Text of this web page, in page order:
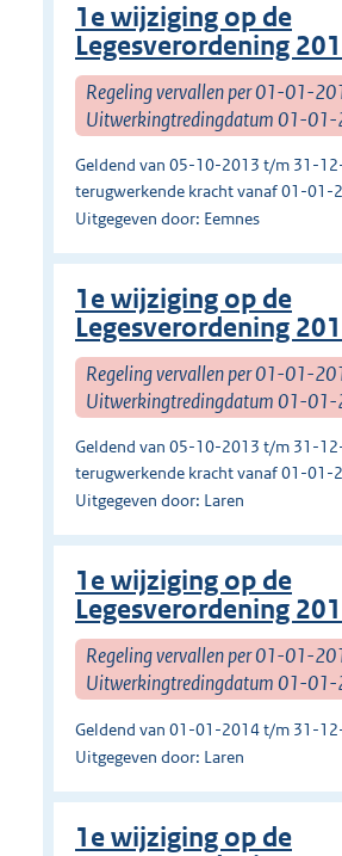
1e wijziging op de
Legesverordening
Regeling vervallen per 01-01-
Uitwerkingtredingdatum 01-
Geldend van 05-10-2013 t/m 31-
terugwerkende kracht vanaf 01-01-
Uitgegeven door: Eemnes
1e wijziging op de
Legesverordening
Regeling vervallen per 01-01-
Uitwerkingtredingdatum 01-
Geldend van 05-10-2013 t/m 31-
terugwerkende kracht vanaf 01-01-
Uitgegeven door: Laren
1e wijziging op de
Legesverordening
Regeling vervallen per 01-01-
Uitwerkingtredingdatum 01-
Geldend van 01-01-2014 t/m 31-
Uitgegeven door: Laren
1e wijziging op de